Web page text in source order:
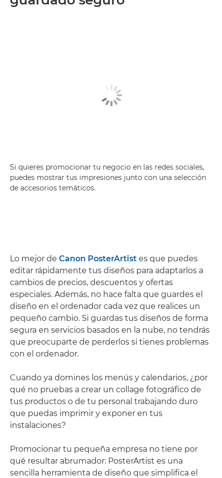
Si quieres promocionar tu negocio en las redes sociales,
puedes mostrar tus impresiones junto con una selección
de accesorios temáticos.
Lo mejor de Canon PosterArtist es que puedes
editar rápidamente tus diseños para adaptarlos a
cambios de precios, descuentos y ofertas
especiales. Además, no hace falta que guardes el
diseño en el ordenador cada vez que realices un
pequeño cambio. Si guardas tus diseños de forma
segura en servicios basados en la nube, no tendrás
que preocuparte de perderlos si tienes problemas
con el ordenador.
Cuando ya domines los menús y calendarios, ¿por
qué no pruebas a crear un collage fotográfico de
tus productos o de tu personal trabajando duro
que puedas imprimir y exponer en tus
instalaciones?
Promocionar tu pequeña empresa no tiene por
qué resultar abrumador: PosterArtist es una
sencilla herramienta de diseño que simplifica el